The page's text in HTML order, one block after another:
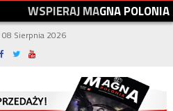
WSPIERAJMAGNAPOLONIA
08 Sierpnia 2026